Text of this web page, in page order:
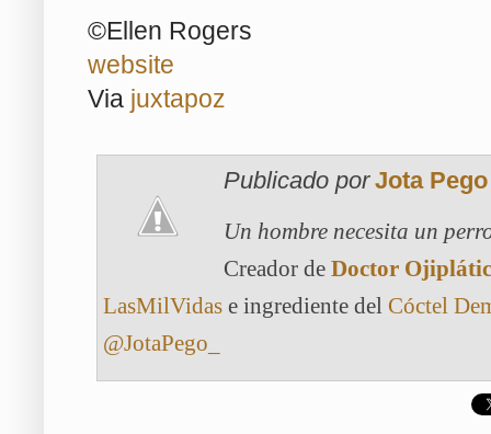
©Ellen Rogers
website
Via juxtapoz
Publicado por Jota Pego
Un hombre necesita un
Creador de Doctor
LasMilVidas e ingrediente del Cóctel
@JotaPego_